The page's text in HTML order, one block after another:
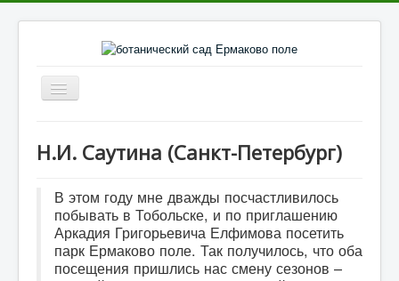
Включить/
выключить
Каталог культур
Галерея культур
Фото парка
Видеоматериалы
Н.И. Саутина (Санкт-Петербург)
В этом году мне дважды посчастливилось
побывать в Тобольске, и по приглашению
Аркадия Григорьевича Елфимова посетить
парк Ермаково поле. Так получилось, что оба
посещения пришлись нас смену сезонов –